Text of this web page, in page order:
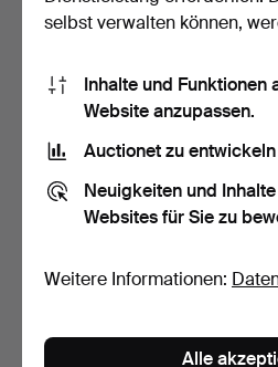
6 Tage
Schätzwert
316 USD
6
selbst verwalten können,
Inhalte und Funktionen
Website anzupassen.
Auctionet zu
Neuigkeiten und
Websites für Sie zu
Weitere Informationen:
Alle